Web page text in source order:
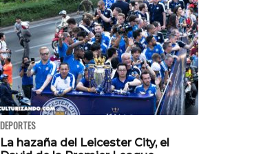
DEPORTES
La hazaña del Leicester City, el